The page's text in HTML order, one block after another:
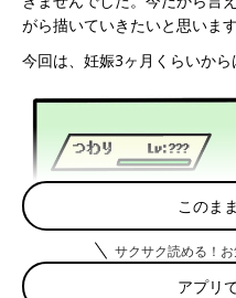
がら描いていきたいと思います
今回は、妊娠3ヶ月くらいか
このま
サクサク読める！
アプリ